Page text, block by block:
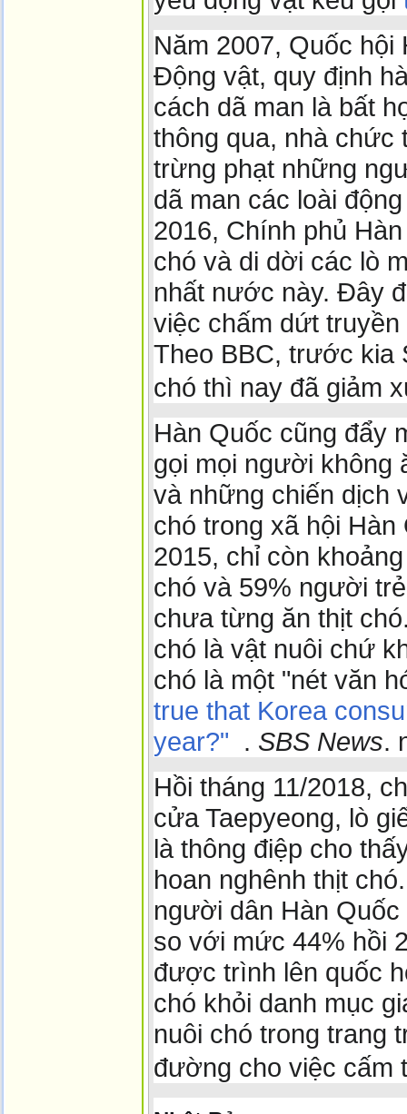
Năm 2007, Quốc hội
Động vật, quy định
cách dã man là bất
thông qua, nhà chức
trừng phạt những
dã man các loài
2016, Chính phủ
chó và di dời các lò
nhất nước này. Đây
việc chấm dứt
Theo BBC, trước kia
chó thì nay đã giảm
Hàn Quốc cũng đẩy
gọi mọi người không
và những chiến dịch
chó trong xã hội
2015, chỉ còn
chó và 59% người
chưa từng ăn thịt
chó là vật nuôi chứ
chó là một "nét văn
true that Korea
year?" . SBS News.
Hồi tháng 11/2018,
cửa Taepyeong, lò
là thông điệp cho
hoan nghênh thịt
người dân Hàn
so với mức 44% hồi
được trình lên quốc
chó khỏi danh mục
nuôi chó trong trang
đường cho việc cấm